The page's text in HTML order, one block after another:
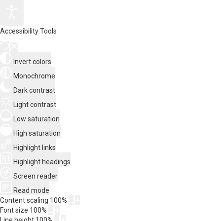
Accessibility Tools
Invert colors
Monochrome
Dark contrast
Light contrast
Low saturation
High saturation
Highlight links
Highlight headings
Screen reader
Read mode
Content scaling 100%
Font size 100%